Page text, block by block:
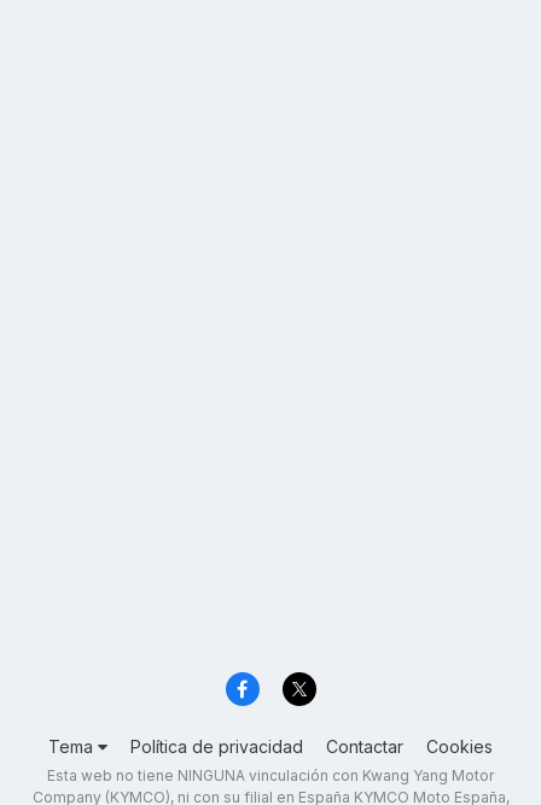
Tema Política de privacidad Contactar Cookies
Esta web no tiene NINGUNA vinculación con Kwang Yang Motor
Company (KYMCO), ni con su filial en España KYMCO Moto España,